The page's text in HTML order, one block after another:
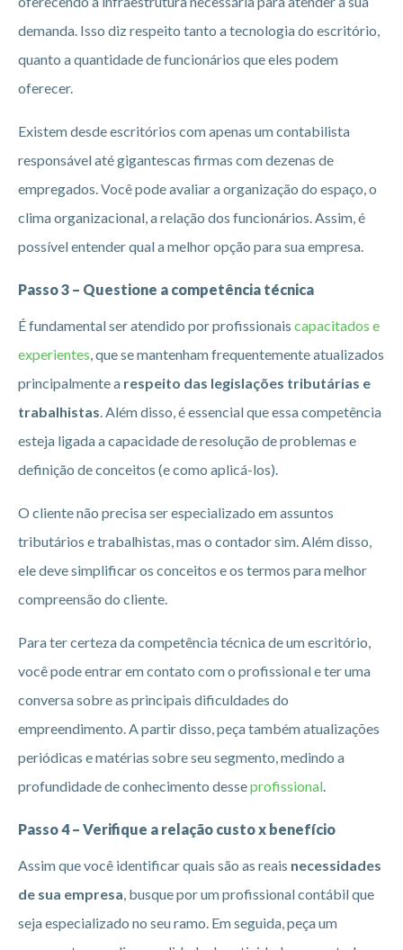
demanda. Isso diz respeito tanto a tecnologia do escritório,
quanto a quantidade de funcionários que eles podem
oferecer.
Existem desde escritórios com apenas um contabilista
responsável até gigantescas firmas com dezenas de
empregados. Você pode avaliar a organização do espaço, o
clima organizacional, a relação dos funcionários. Assim, é
possível entender qual a melhor opção para sua empresa.
Passo 3 – Questione a competência técnica
É fundamental ser atendido por profissionais capacitados e
experientes, que se mantenham frequentemente atualizados
principalmente a respeito das legislações tributárias e
trabalhistas. Além disso, é essencial que essa competência
esteja ligada a capacidade de resolução de problemas e
definição de conceitos (e como aplicá-los).
O cliente não precisa ser especializado em assuntos
tributários e trabalhistas, mas o contador sim. Além disso,
ele deve simplificar os conceitos e os termos para melhor
compreensão do cliente.
Para ter certeza da competência técnica de um escritório,
você pode entrar em contato com o profissional e ter uma
conversa sobre as principais dificuldades do
empreendimento. A partir disso, peça também atualizações
periódicas e matérias sobre seu segmento, medindo a
profundidade de conhecimento desseprofissional.
Passo 4 – Verifique a relação custo x benefício
Assim que você identificar quais são as reais necessidades
de sua empresa, busque por um profissional contábil que
seja especializado no seu ramo. Em seguida, peça um